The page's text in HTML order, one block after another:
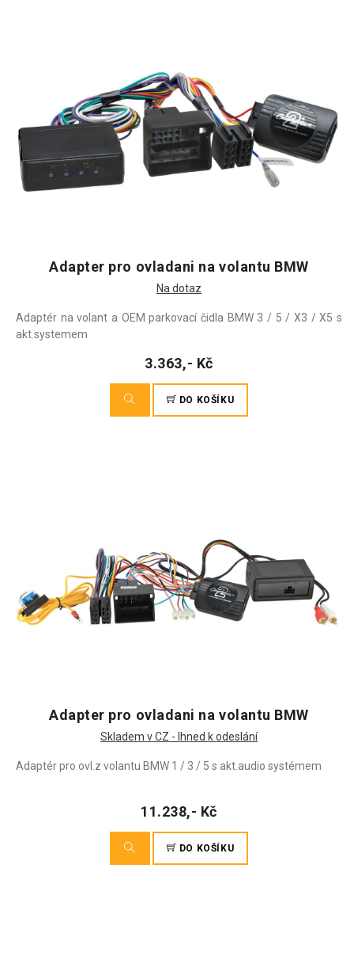
Adapter pro ovladani na volantu BMW
Na dotaz
Adaptér na volant a OEM parkovací čidla BMW 3 / 5 / X3 / X5 s
akt.systemem
3.363,- Kč
DO KOŠÍKU
Adapter pro ovladani na volantu BMW
Skladem v CZ - Ihned k odeslání
Adaptér pro ovl.z volantu BMW 1 / 3 / 5 s akt.audio systémem
11.238,- Kč
DO KOŠÍKU